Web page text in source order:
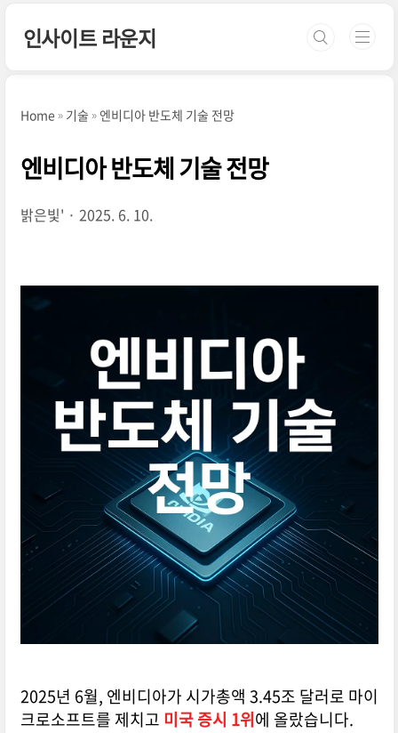
인사이트 라운지
Home 기술 엔비디아 반도체 기술 전망
엔비디아 반도체 기술 전망
밝은빛' 2025. 6. 10.
2025년 6월, 엔비디아가 시가총액 3.45조 달러로 마이
크로소프트를 제치고 미국 증시 1위에 올랐습니다.